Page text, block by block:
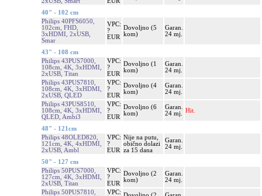
40" - 102 cm
Philips 40PFS6050,
102cm, FHD,
3xHDMI, 2xUSB,
Smar
VPC:
?
EUR
Dovoljno (5
kom)
Garan.
24 mj.
43" - 108 cm
Philips 43PUS7000,
108cm, 4K, 3xHDMI,
2xUSB, Titan
VPC:
?
EUR
Dovoljno (1
kom)
Garan.
24 mj.
Philips 43PUS7810,
108cm, 4K, 3xHDMI,
2xUSB, QLED
VPC:
?
EUR
Dovoljno (4
kom)
Garan.
24 mj.
Philips 43PUS8510,
108cm, 4K, 3xHDMI,
QLED, Ambi3
VPC:
?
EUR
Dovoljno (6
kom)
Garan.
24 mj.
Hit.
48" - 121cm
Philips 48OLED820,
121cm, 4K, 4xHDMI,
2xUSB, Ambl
VPC:
?
EUR
Nije na putu,
obično dolazi
za 15 dana
Garan.
24 mj.
50" - 127 cm
Philips 50PUS7000,
127cm, 4K, 3xHDMI,
2xUSB, Titan
VPC:
?
EUR
Dovoljno (2
kom)
Garan.
24 mj.
Philips 50PUS7810,
VPC: